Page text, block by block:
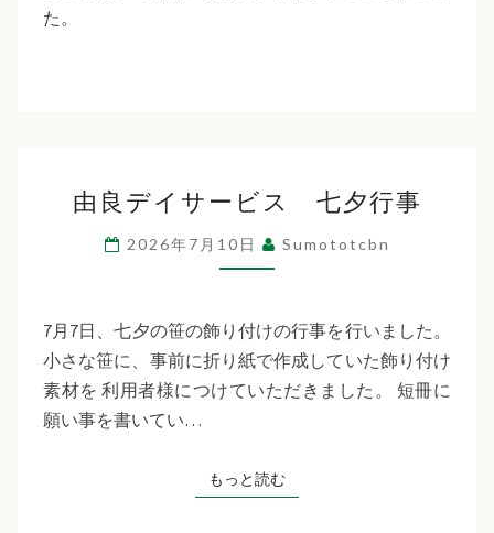
た。
良
デ
イ
ー
ビ
ス
行
事
由良デイサービス 七夕行事
2026年7月10日 Sumototcbn
7月7日、七夕の笹の飾り付けの行事を行いました。
小さな笹に、事前に折り紙で作成していた飾り付け
素材を 利用者様につけていただきました。 短冊に
願い事を書いてい…
もっと読むもっと読む